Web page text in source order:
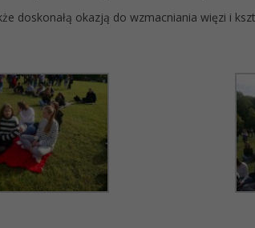
doskonałą okazją do wzmacniania więzi i